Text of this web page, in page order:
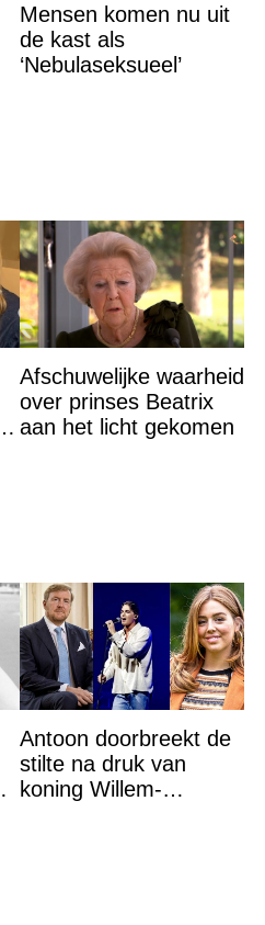
Mensen komen nu uit
de kast als
‘Nebulaseksueel’
Afschuwelijke waarheid
over prinses Beatrix
aan het licht gekomen
Antoon doorbreekt de
stilte na druk van
koning Willem-